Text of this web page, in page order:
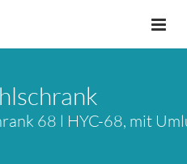
68 l HYC-68, mit